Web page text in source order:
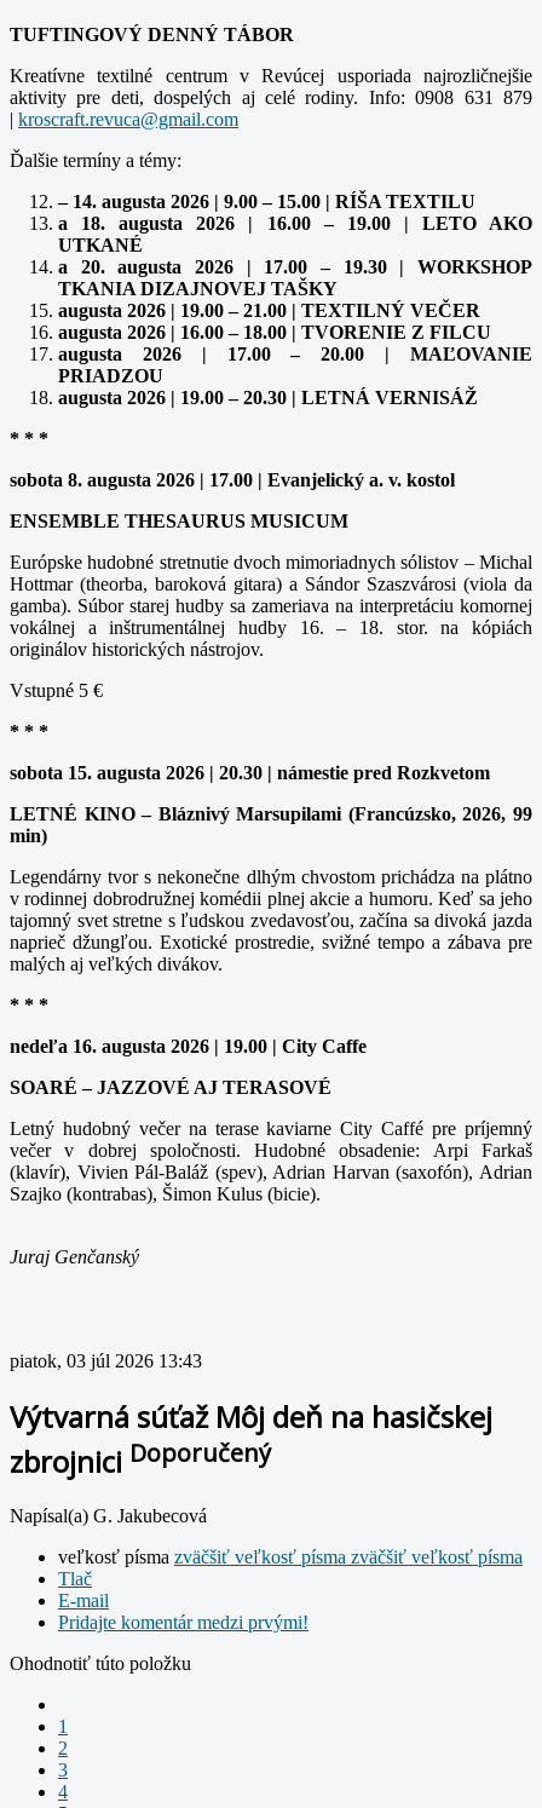
TUFTINGOVÝ DENNÝ TÁBOR
Kreatívne textilné centrum v Revúcej usporiada najrozličnejšie
aktivity pre deti, dospelých aj celé rodiny. Info: 0908 631 879
| kroscraft.revuca@gmail.com
Ďalšie termíny a témy:
– 14. augusta 2026 | 9.00 – 15.00 | RÍŠA TEXTILU
a 18. augusta 2026 | 16.00 – 19.00 | LETO AKO
UTKANÉ
a 20. augusta 2026 | 17.00 – 19.30 | WORKSHOP
TKANIA DIZAJNOVEJ TAŠKY
augusta 2026 | 19.00 – 21.00 | TEXTILNÝ VEČER
augusta 2026 | 16.00 – 18.00 | TVORENIE Z FILCU
augusta 2026 | 17.00 – 20.00 | MAĽOVANIE
PRIADZOU
augusta 2026 | 19.00 – 20.30 | LETNÁ VERNISÁŽ
* * *
sobota 8. augusta 2026 | 17.00 | Evanjelický a. v. kostol
ENSEMBLE THESAURUS MUSICUM
Európske hudobné stretnutie dvoch mimoriadnych sólistov – Michal
Hottmar (theorba, baroková gitara) a Sándor Szaszvárosi (viola da
gamba). Súbor starej hudby sa zameriava na interpretáciu komornej
vokálnej a inštrumentálnej hudby 16. – 18. stor. na kópiách
originálov historických nástrojov.
Vstupné 5 €
* * *
sobota 15. augusta 2026 | 20.30 | námestie pred Rozkvetom
LETNÉ KINO – Bláznivý Marsupilami (Francúzsko, 2026, 99
min)
Legendárny tvor s nekonečne dlhým chvostom prichádza na plátno
v rodinnej dobrodružnej komédii plnej akcie a humoru. Keď sa jeho
tajomný svet stretne s ľudskou zvedavosťou, začína sa divoká jazda
naprieč džungľou. Exotické prostredie, svižné tempo a zábava pre
malých aj veľkých divákov.
* * *
nedeľa 16. augusta 2026 | 19.00 | City Caffe
SOARÉ – JAZZOVÉ AJ TERASOVÉ
Letný hudobný večer na terase kaviarne City Caffé pre príjemný
večer v dobrej spoločnosti. Hudobné obsadenie: Arpi Farkaš
(klavír), Vivien Pál-Baláž (spev), Adrian Harvan (saxofón), Adrian
Szajko (kontrabas), Šimon Kulus (bicie).
Juraj Genčanský
piatok, 03 júl 2026 13:43
Výtvarná súťaž Môj deň na hasičskej
zbrojnici Doporučený
Napísal(a) G. Jakubecová
veľkosť písma zväčšiť veľkosť písma zväčšiť veľkosť písma
Tlač
E-mail
Pridajte komentár medzi prvými!
Ohodnotiť túto položku
1
2
3
4